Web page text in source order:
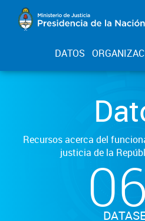
DATOS
Recursos acerca del
justicia de la